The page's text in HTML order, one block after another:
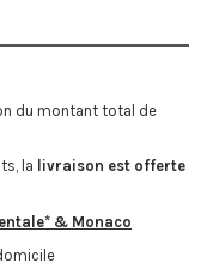
du montant total de
la livraison est offerte
& Monaco